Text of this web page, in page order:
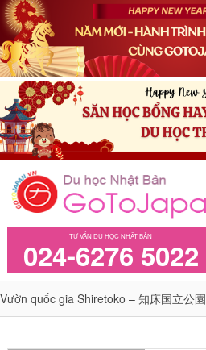
TƯ VẤN DU HỌC NHẬT BẢN
024-6276 5022
Vườn quốc gia Shiretoko – 知床国立公園